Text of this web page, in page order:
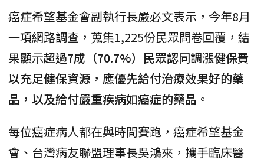
癌症希望基金會副執行長嚴必文表示，今年8月
一項網路調查，蒐集1,225份民眾問卷回覆，結
果顯示超過7成（70.7%）民眾認同調漲健保費
以充足健保資源，應優先給付治療效果好的藥
品，以及給付嚴重疾病如癌症的藥品 。
每位癌症病人都在與時間賽跑，癌症希望基金
會、台灣病友聯盟理事長吳鴻來，攜手臨床醫